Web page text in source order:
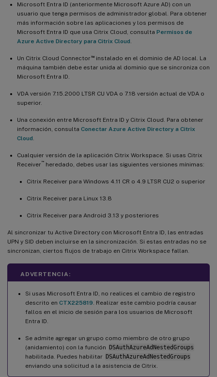
Microsoft Entra ID (anteriormente Microsoft Azure AD) con un
usuario que tenga permisos de administrador global. Para obtener
más información sobre las aplicaciones y los permisos de
Microsoft Entra ID que usa Citrix Cloud, consulta Permisos de
Azure Active Directory para Citrix Cloud
Un Citrix Cloud Connector™instalado en el dominio de AD local. La
máquina también debe estar unida al dominio que se sincroniza con
Microsoft Entra ID.
VDA versión 7.15.2000 LTSR CU VDA o 7.18 versión actual de VDA o
superior.
Una conexión entre Microsoft Entra ID y Citrix Cloud. Para obtener
información, consulta Conectar Azure Active Directory a Citrix
Cloud
Cualquier versión de la aplicación Citrix Workspace. Si usas Citrix
Receiver™ heredado, debes usar las siguientes versiones mínimas:
Citrix Receiver para Windows 4.11 CR o 4.9 LTSR CU2 o superior
Citrix Receiver para Linux 13.8
Citrix Receiver para Android 3.13 y posteriores
Al sincronizar tu Active Directory con Microsoft Entra ID, las entradas
UPN y SID deben incluirse en la sincronización. Si estas entradas no se
sincronizan, ciertos flujos de trabajo en Citrix Workspace fallan.
ADVERTENCIA:
Si usas Microsoft Entra ID, no realices el cambio de registro
descrito en CTX225819 . Realizar este cambio podría causar
fallos en el inicio de sesión para los usuarios de Microsoft
Entra ID.
Se admite agregar un grupo como miembro de otro grupo
(anidamiento) con la función DSAuthAzureAdNestedGroups
habilitada. Puedes habilitar DSAuthAzureAdNestedGroups
enviando una solicitud a la asistencia de Citrix.